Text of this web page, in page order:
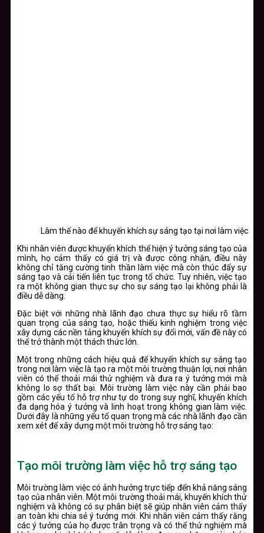
Làm thế nào để khuyến khích sự sáng tạo tại nơi làm việc
Khi nhân viên được khuyến khích thể hiện ý tưởng sáng tạo của
mình, họ cảm thấy có giá trị và được công nhận, điều này
không chỉ tăng cường tinh thần làm việc mà còn thúc đẩy sự
sáng tạo và cải tiến liên tục trong tổ chức. Tuy nhiên, việc tạo
ra một không gian thực sự cho sự sáng tạo lại không phải là
điều dễ dàng.
Đặc biệt với những nhà lãnh đạo chưa thực sự hiểu rõ tầm
quan trọng của sáng tạo, hoặc thiếu kinh nghiệm trong việc
xây dựng các nền tảng khuyến khích sự đổi mới, vấn đề này có
thể trở thành một thách thức lớn.
Một trong những cách hiệu quả để khuyến khích sự sáng tạo
trong nơi làm việc là tạo ra một môi trường thuận lợi, nơi nhân
viên có thể thoải mái thử nghiệm và đưa ra ý tưởng mới mà
không lo sợ thất bại. Môi trường làm việc này cần phải bao
gồm các yếu tố hỗ trợ như tự do trong suy nghĩ, khuyến khích
đa dạng hóa ý tưởng và linh hoạt trong không gian làm việc.
Dưới đây là những yếu tố quan trọng mà các nhà lãnh đạo cần
xem xét để xây dựng một môi trường hỗ trợ sáng tạo:
Tạo môi trường làm việc hỗ trợ sáng tạo
Môi trường làm việc có ảnh hưởng trực tiếp đến khả năng sáng
tạo của nhân viên. Một môi trường thoải mái, khuyến khích thử
nghiệm và không có sự phân biệt sẽ giúp nhân viên cảm thấy
an toàn khi chia sẻ ý tưởng mới. Khi nhân viên cảm thấy rằng
các ý tưởng của họ được trân trọng và có thể thử nghiệm mà